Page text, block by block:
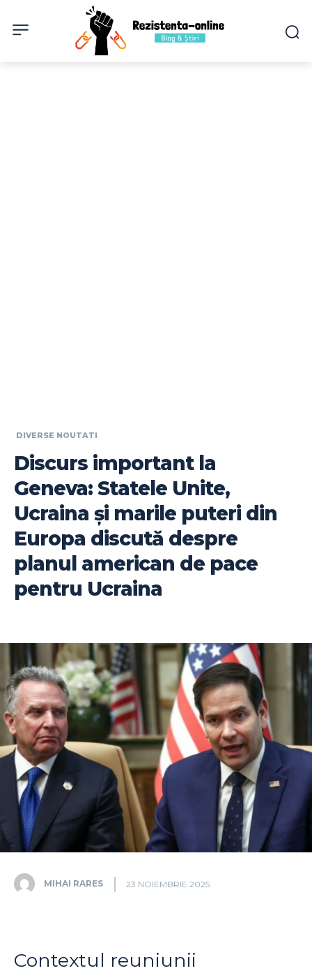
DIVERSE NOUTATI
Discurs important la
Geneva: Statele Unite,
Ucraina și marile puteri din
Europa discută despre
planul american de pace
pentru Ucraina
MIHAI RARES 23 NOIEMBRIE 2025
Contextul reuniunii